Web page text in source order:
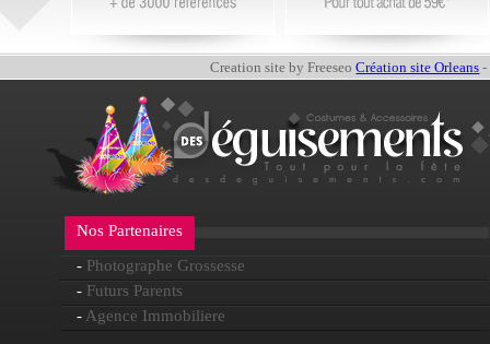
Creation site by FreeseoCréation site Orleans -
Nos Partenaires
- Photographe Grossesse
- Futurs Parents
- Agence Immobiliere